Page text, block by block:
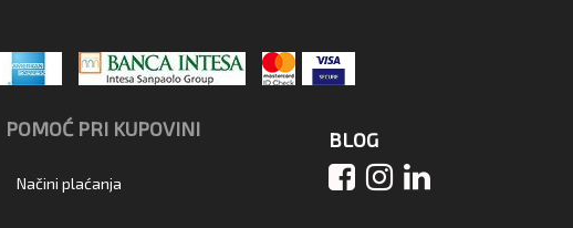
POMOĆ PRI KUPOVINI
Načini plaćanja
BLOG